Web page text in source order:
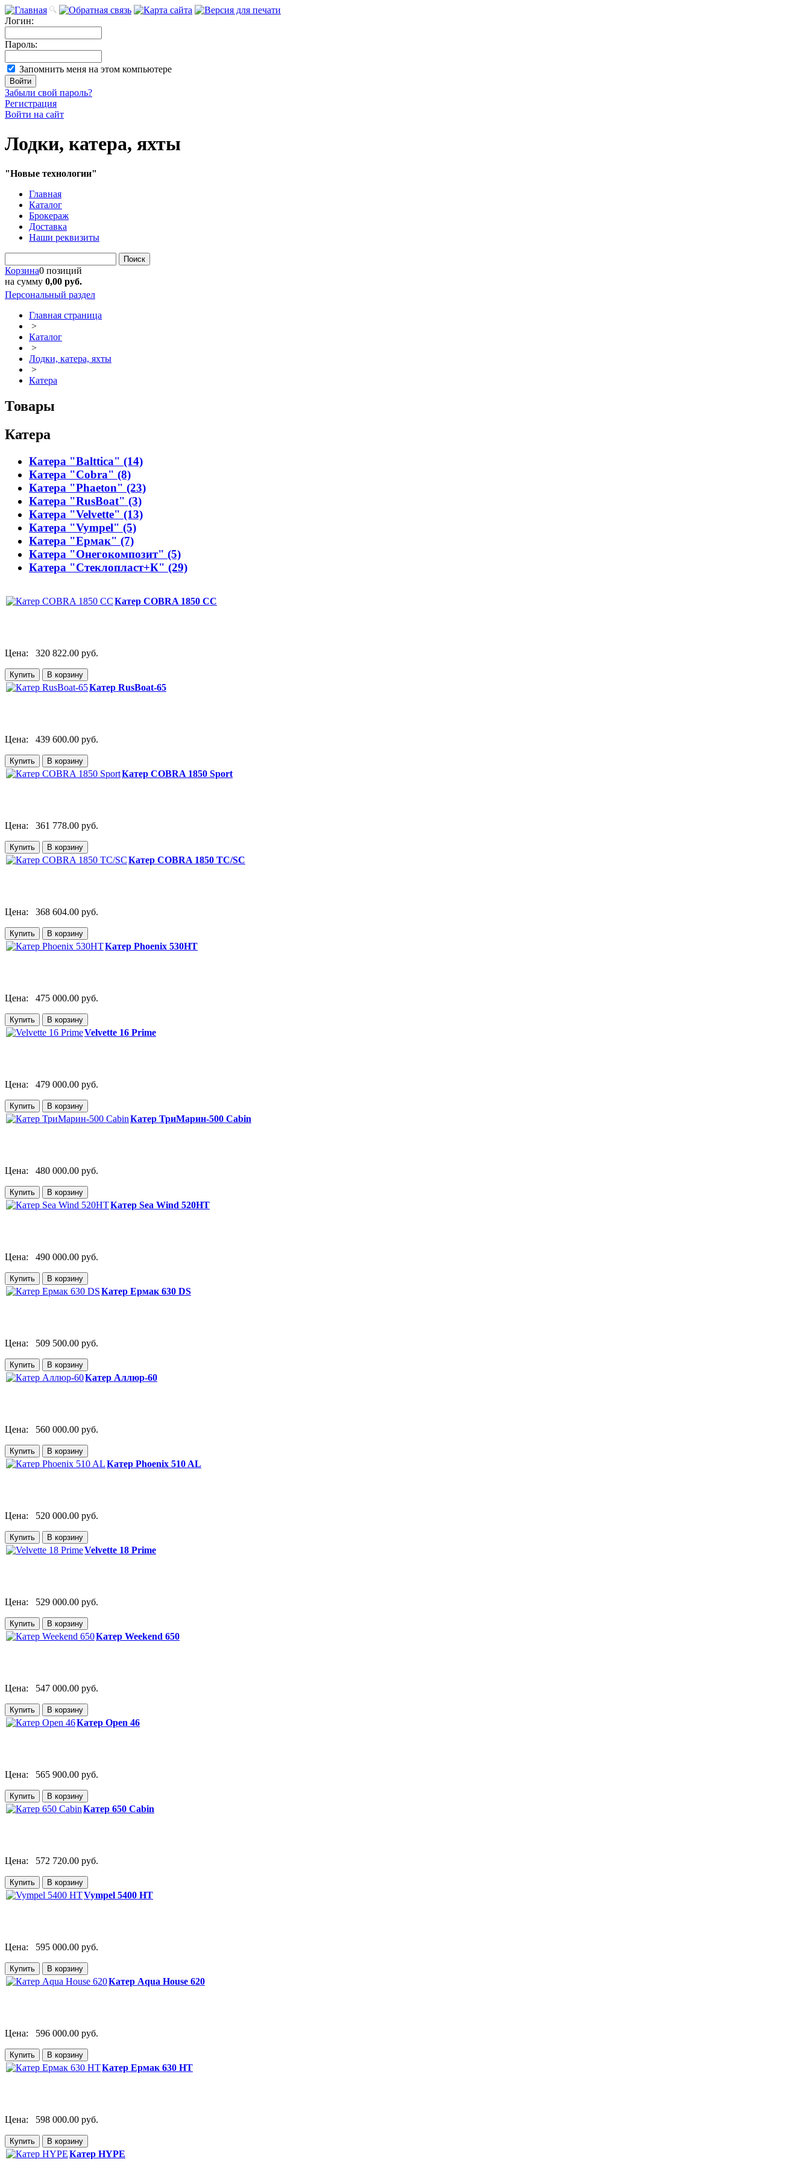
Логин:
Пароль:
Запомнить меня на этом компьютере
Забыли свой пароль?
Регистрация
Войти на сайт
Лодки, катера, яхты
"Новые технологии"
Главная
Каталог
Брокераж
Доставка
Наши реквизиты
Поиск
Корзина0 позиций
на сумму 0,00 руб.
Персональный раздел
Главная страница
>
Каталог
>
Лодки, катера, яхты
>
Катера
Товары
Катера
Катера "Balttica" (14)
Катера "Cobra" (8)
Катера "Phaeton" (23)
Катера "RusBoat" (3)
Катера "Velvette" (13)
Катера "Vympel" (5)
Катера "Ермак" (7)
Катера "Онегокомпозит" (5)
Катера "Стеклопласт+К" (29)
Катер COBRA 1850 CC
Цена: 320 822.00 руб.
Катер RusBoat-65
Цена: 439 600.00 руб.
Катер COBRA 1850 Sport
Цена: 361 778.00 руб.
Катер COBRA 1850 TC/SC
Цена: 368 604.00 руб.
Катер Phoenix 530HT
Цена: 475 000.00 руб.
Velvette 16 Prime
Цена: 479 000.00 руб.
Катер ТриМарин-500 Cabin
Цена: 480 000.00 руб.
Катер Sea Wind 520HT
Цена: 490 000.00 руб.
Катер Ермак 630 DS
Цена: 509 500.00 руб.
Катер Аллюр-60
Цена: 560 000.00 руб.
Катер Phoenix 510 AL
Цена: 520 000.00 руб.
Velvette 18 Prime
Цена: 529 000.00 руб.
Катер Weekend 650
Цена: 547 000.00 руб.
Катер Open 46
Цена: 565 900.00 руб.
Катер 650 Cabin
Цена: 572 720.00 руб.
Vympel 5400 HT
Цена: 595 000.00 руб.
Катер Aqua House 620
Цена: 596 000.00 руб.
Катер Ермак 630 HT
Цена: 598 000.00 руб.
Катер HYPE